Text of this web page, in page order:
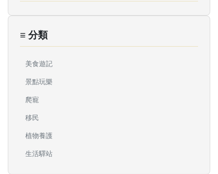
≡ 分類
美食遊記
景點玩樂
爬寵
移民
植物養護
生活驛站